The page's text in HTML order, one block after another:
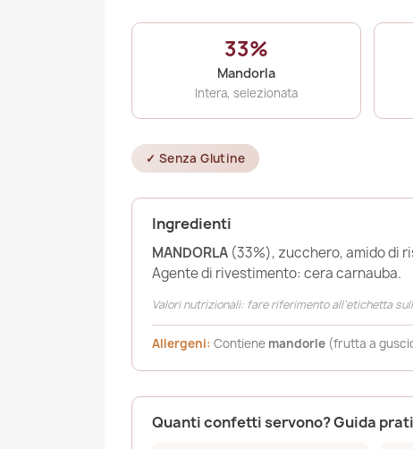
33%
Mandorla
Intera, selezionata
✓ Senza Glutine
Ingredienti
MANDORLA (33%), zucchero, amido di
Agente di rivestimento: cera carnauba.
Valori nutrizionali: fare riferimento all’etichetta
Allergeni: Contiene mandorle (frutta a
Quanti confetti servono? Guida